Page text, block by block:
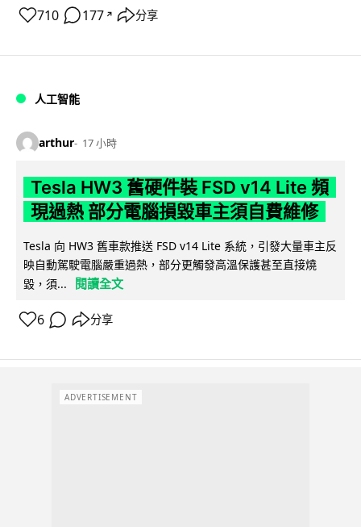
710 177 ↗ 分享
人工智能
arthur 17 小時
Tesla HW3 舊硬件裝 FSD v14 Lite 頻
現過熱 部分電腦損毀車主須自費維修
Tesla 向 HW3 舊車款推送 FSD v14 Lite 系統，引發大量車主反
映自動駕駛電腦嚴重過熱，部分更觸發高溫保護甚至直接燒
毀，須...
閱讀全文
6 分享
ADVERTISEMENT